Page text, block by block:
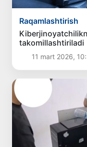
Raqamlashtirish
takomillashtiriladi
11 mart 2026,